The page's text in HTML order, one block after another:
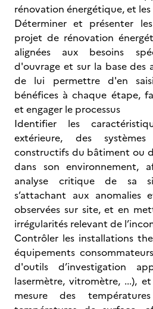
rénovation énergétique, et
Déterminer et présenter
projet de rénovation
alignées aux besoins
d'ouvrage et sur la base des
de lui permettre d'en
bénéfices à chaque étape,
et engager le processus
Identifier les
extérieure, des
constructifs du bâtiment ou
dans son environnement,
analyse critique de sa
s’attachant aux anomalies
observées sur site, et en
irrégularités relevant de
Contrôler les installations
équipements
d'outils d’investigation
lasermètre, vitromètre, ...),
mesure des